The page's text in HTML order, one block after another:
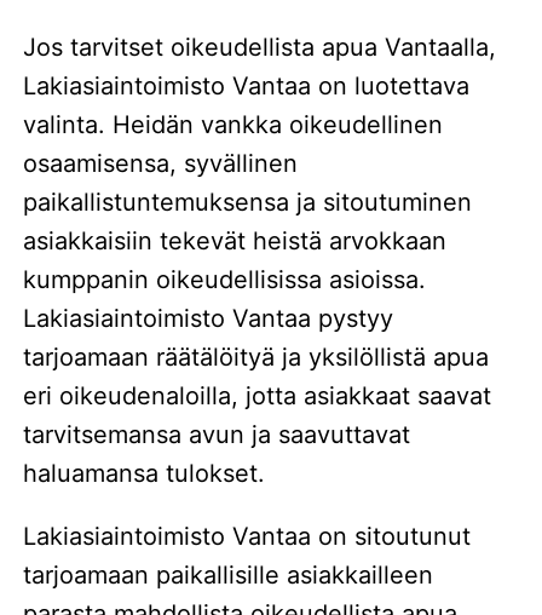
Jos tarvitset oikeudellista apua Vantaalla,
Lakiasiaintoimisto Vantaa on luotettava
valinta. Heidän vankka oikeudellinen
osaamisensa, syvällinen
paikallistuntemuksensa ja sitoutuminen
asiakkaisiin tekevät heistä arvokkaan
kumppanin oikeudellisissa asioissa.
Lakiasiaintoimisto Vantaa pystyy
tarjoamaan räätälöityä ja yksilöllistä apua
eri oikeudenaloilla, jotta asiakkaat saavat
tarvitsemansa avun ja saavuttavat
haluamansa tulokset.
Lakiasiaintoimisto Vantaa on sitoutunut
tarjoamaan paikallisille asiakkailleen